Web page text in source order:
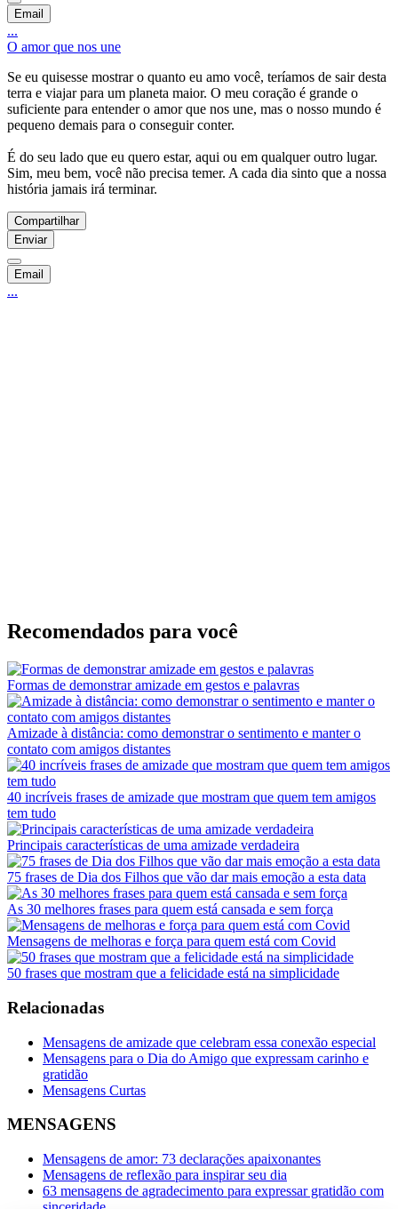
Email
...
O amor que nos une
Se eu quisesse mostrar o quanto eu amo você, teríamos de sair desta
terra e viajar para um planeta maior. O meu coração é grande o
suficiente para entender o amor que nos une, mas o nosso mundo é
pequeno demais para o conseguir conter.
É do seu lado que eu quero estar, aqui ou em qualquer outro lugar.
Sim, meu bem, você não precisa temer. A cada dia sinto que a nossa
história jamais irá terminar.
Compartilhar
Enviar
Email
...
Recomendados para você
Formas de demonstrar amizade em gestos e palavras
Amizade à distância: como demonstrar o sentimento e manter o
contato com amigos distantes
40 incríveis frases de amizade que mostram que quem tem amigos
tem tudo
Principais características de uma amizade verdadeira
75 frases de Dia dos Filhos que vão dar mais emoção a esta data
As 30 melhores frases para quem está cansada e sem força
Mensagens de melhoras e força para quem está com Covid
50 frases que mostram que a felicidade está na simplicidade
Relacionadas
Mensagens de amizade que celebram essa conexão especial
Mensagens para o Dia do Amigo que expressam carinho e
gratidão
Mensagens Curtas
MENSAGENS
Mensagens de amor: 73 declarações apaixonantes
Mensagens de reflexão para inspirar seu dia
63 mensagens de agradecimento para expressar gratidão com